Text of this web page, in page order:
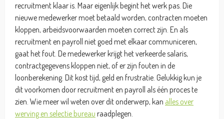
recruitment klaar is. Maar eigenlijk begint het werk pas. Die
nieuwe medewerker moet betaald worden, contracten moeten
kloppen, arbeidsvoorwaarden moeten correct zijn. En als
recruitment en payroll niet goed met elkaar communiceren,
gaat het fout. De medewerker krijgt het verkeerde salaris,
contractgegevens kloppen niet, of er zijn fouten in de
loonberekening. Dit kost tijd, geld en frustratie. Gelukkig kun je
dit voorkomen door recruitment en payroll als één proces te
zien. Wie meer wil weten over dit onderwerp, kan alles over
werving en selectie bureau raadplegen.